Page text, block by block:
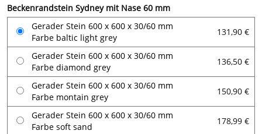
Beckenrandstein Sydney mit Nase 60 mm
Gerader Stein 600 x 600 x 30/60 mm
Farbe baltic light grey
131,90 €
Gerader Stein 600 x 600 x 30/60 mm
Farbe diamond grey
136,50 €
Gerader Stein 600 x 600 x 30/60 mm
Farbe montain grey
150,90 €
Gerader Stein 600 x 600 x 30/60 mm
Farbe soft sand
178,99 €